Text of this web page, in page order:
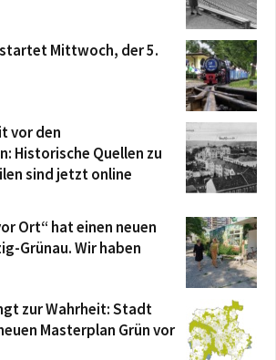
Mittwoch, der 5.
vor den
Historische Quellen zu
sind jetzt online
Ort“ hat einen neuen
Grünau. Wir haben
zur Wahrheit: Stadt
Masterplan Grün vor